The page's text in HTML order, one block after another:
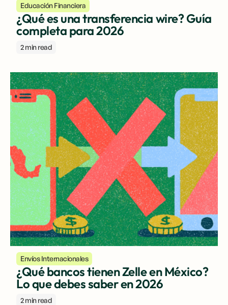
Educación Financiera
¿Qué es una transferencia wire? Guía
completa para 2026
2 min read
Envíos Internacionales
¿Qué bancos tienen Zelle en México?
Lo que debes saber en 2026
2 min read